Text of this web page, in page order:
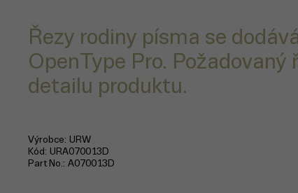
Řezy rodiny písma se
OpenType Pro. Požadovaný
detailu produktu.
Výrobce URW
Kód URA070013D
Part No.
A070013D